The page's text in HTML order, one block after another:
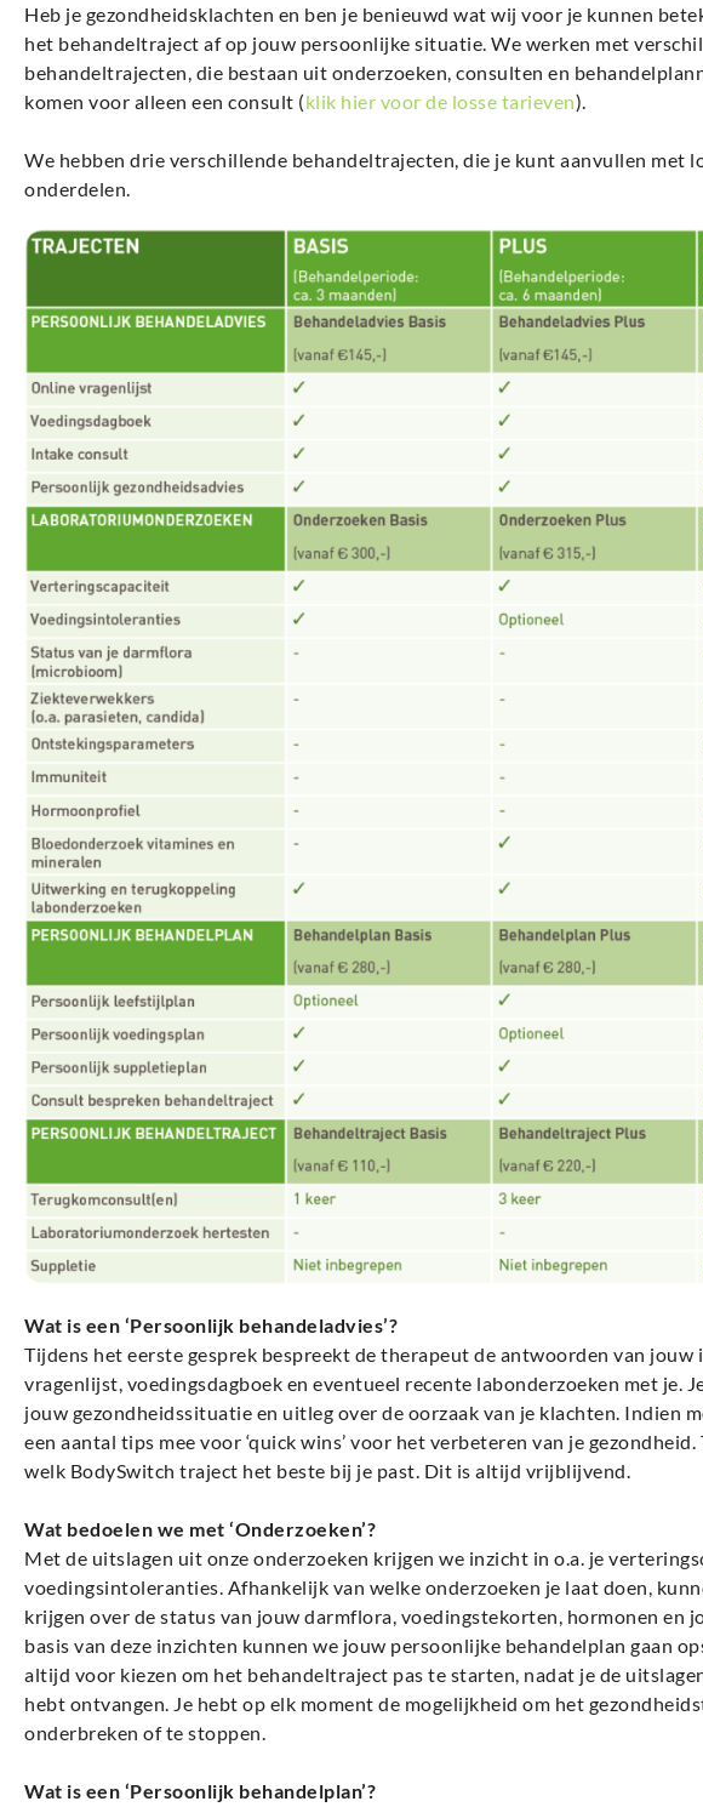
Heb je gezondheidsklachten en ben je benieuwd wat wij voor je kunnen
het behandeltraject af op jouw persoonlijke situatie. We werken met
behandeltrajecten, die bestaan uit onderzoeken, consulten en
komen voor alleen een consult (klik hier voor de losse tarieven).
We hebben drie verschillende behandeltrajecten, die je kunt aanvullen met
onderdelen.
Wat is een ‘Persoonlijk behandeladvies’?
Tijdens het eerste gesprek bespreekt de therapeut de antwoorden van jouw
vragenlijst, voedingsdagboek en eventueel recente labonderzoeken met je.
jouw gezondheidssituatie en uitleg over de oorzaak van je klachten. Indien
een aantal tips mee voor ‘quick wins’ voor het verbeteren van je gezondheid.
welk BodySwitch traject het beste bij je past. Dit is altijd vrijblijvend.
Wat bedoelen we met ‘Onderzoeken’?
Met de uitslagen uit onze onderzoeken krijgen we inzicht in o.a. je
voedingsintoleranties. Afhankelijk van welke onderzoeken je laat doen,
krijgen over de status van jouw darmflora, voedingstekorten, hormonen en
basis van deze inzichten kunnen we jouw persoonlijke behandelplan gaan
altijd voor kiezen om het behandeltraject pas te starten, nadat je de
hebt ontvangen. Je hebt op elk moment de mogelijkheid om het
onderbreken of te stoppen.
Wat is een ‘Persoonlijk behandelplan’?